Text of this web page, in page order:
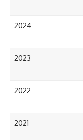
2024
2023
2022
2021